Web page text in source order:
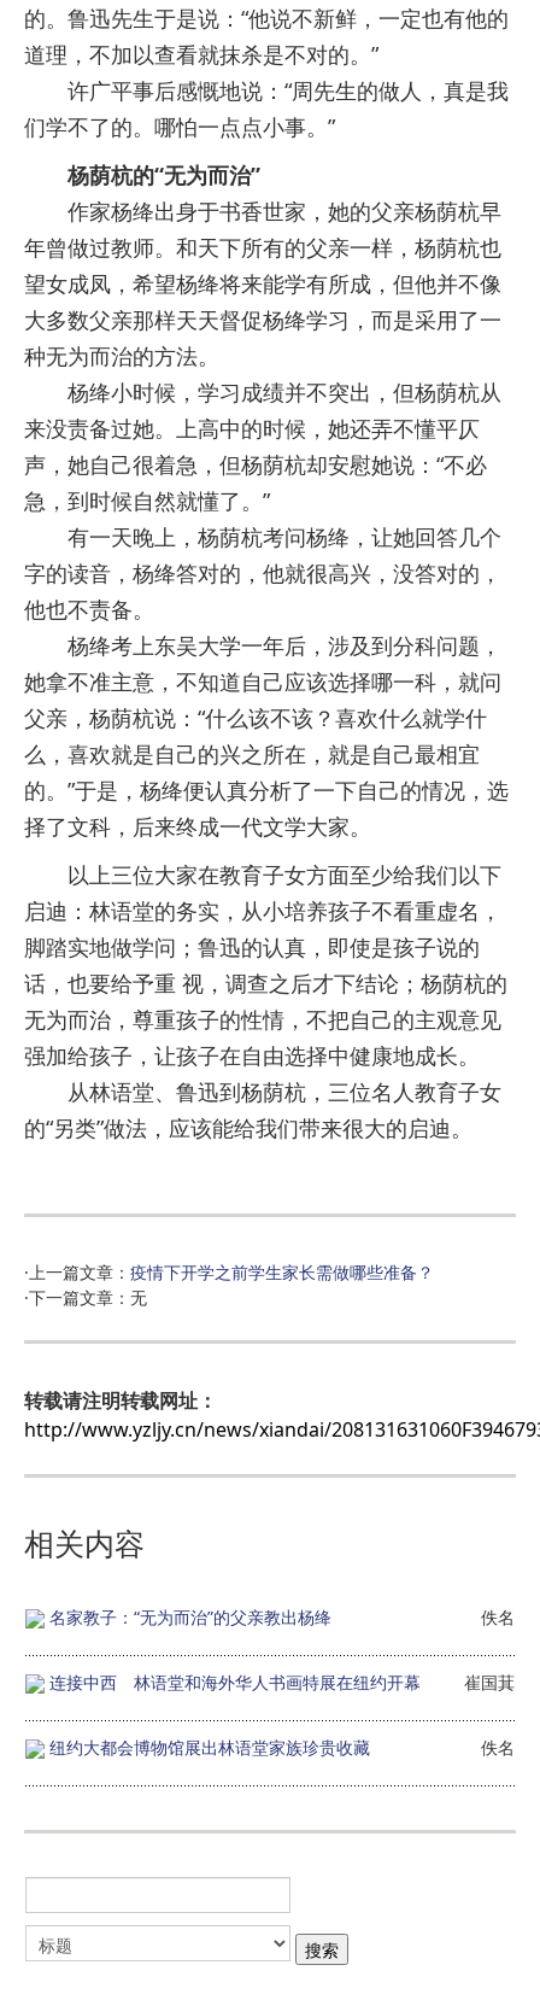
的。鲁迅先生于是说：“他说不新鲜，一定也有他的
道理，不加以查看就抹杀是不对的。”
许广平事后感慨地说：“周先生的做人，真是我
们学不了的。哪怕一点点小事。”
杨荫杭的“无为而治”
作家杨绛出身于书香世家，她的父亲杨荫杭早
年曾做过教师。和天下所有的父亲一样，杨荫杭也
望女成凤，希望杨绛将来能学有所成，但他并不像
大多数父亲那样天天督促杨绛学习，而是采用了一
种无为而治的方法。
杨绛小时候，学习成绩并不突出，但杨荫杭从
来没责备过她。上高中的时候，她还弄不懂平仄
声，她自己很着急，但杨荫杭却安慰她说：“不必
急，到时候自然就懂了。”
有一天晚上，杨荫杭考问杨绛，让她回答几个
字的读音，杨绛答对的，他就很高兴，没答对的，
他也不责备。
杨绛考上东吴大学一年后，涉及到分科问题，
她拿不准主意，不知道自己应该选择哪一科，就问
父亲，杨荫杭说：“什么该不该？喜欢什么就学什
么，喜欢就是自己的兴之所在，就是自己最相宜
的。”于是，杨绛便认真分析了一下自己的情况，选
择了文科，后来终成一代文学大家。
以上三位大家在教育子女方面至少给我们以下
启迪：林语堂的务实，从小培养孩子不看重虚名，
脚踏实地做学问；鲁迅的认真，即使是孩子说的
话，也要给予重 视，调查之后才下结论；杨荫杭的
无为而治，尊重孩子的性情，不把自己的主观意见
强加给孩子，让孩子在自由选择中健康地成长。
从林语堂、鲁迅到杨荫杭，三位名人教育子女
的“另类”做法，应该能给我们带来很大的启迪。
·上一篇文章： 疫情下开学之前学生家长需做哪些准备？
·下一篇文章：无
转载请注明转载网址：
http://www.yzljy.cn/news/xiandai/
相关内容
名家教子：“无为而治”的父亲教出杨绛 佚名
连接中西 林语堂和海外华人书画特展在纽约开幕 崔国萁
纽约大都会博物馆展出林语堂家族珍贵收藏 佚名